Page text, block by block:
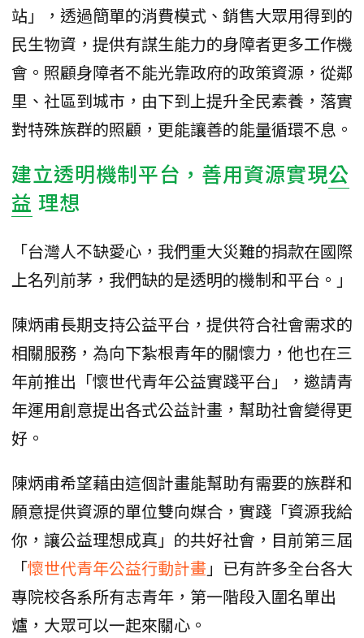
站」，透過簡單的消費模式、銷售大眾用得到的
民生物資，提供有謀生能力的身障者更多工作機
會。照顧身障者不能光靠政府的政策資源，從鄰
里、社區到城市，由下到上提升全民素養，落實
對特殊族群的照顧，更能讓善的能量循環不息。
建立透明機制平台，善用資源實現公
益 理想
「台灣人不缺愛心，我們重大災難的捐款在國際
上名列前茅，我們缺的是透明的機制和平台。」
陳炳甫長期支持公益平台，提供符合社會需求的
相關服務，為向下紮根青年的關懷力，他也在三
年前推出「懷世代青年公益實踐平台」，邀請青
年運用創意提出各式公益計畫，幫助社會變得更
好。
陳炳甫希望藉由這個計畫能幫助有需要的族群和
願意提供資源的單位雙向媒合，實踐「資源我給
你，讓公益理想成真」的共好社會，目前第三屆
「懷世代青年公益行動計畫 」已有許多全台各大
專院校各系所有志青年，第一階段入圍名單出
爐，大眾可以一起來關心。